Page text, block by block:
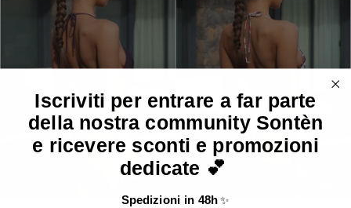
Iscriviti per entrare a far parte
della nostra community Sontèn
e ricevere sconti e promozioni
dedicate 💕
Spedizioni in 48h✨